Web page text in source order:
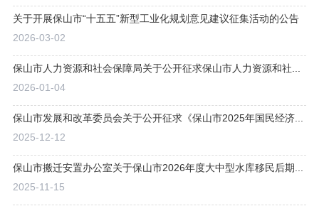
关于开展保山市“十五五”新型工业化规划意见建议征集活动的公告
2026-03-02
保山市人力资源和社会保障局关于公开征求保山市人力资源和社...
2026-01-04
保山市发展和改革委员会关于公开征求《保山市2025年国民经济...
2025-12-12
保山市搬迁安置办公室关于保山市2026年度大中型水库移民后期...
2025-11-15